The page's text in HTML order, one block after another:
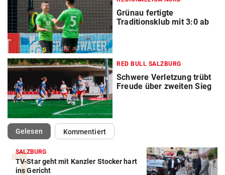
Grünau fertigte
Traditionsklub mit 3:0 ab
RED BULL SALZBURG
Schwere Verletzung trübt
Freude über zweiten Sieg
Gelesen(ausgewählt)Kommentiert
SALZBURG
TV-Star geht mit Kanzler Stocker hart
ins Gericht